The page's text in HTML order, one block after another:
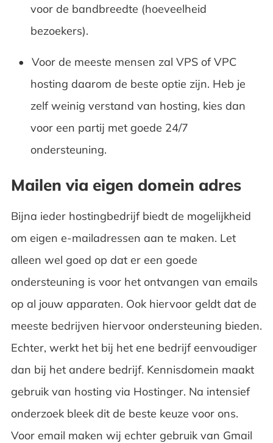
voor de bandbreedte (hoeveelheid
bezoekers).
Voor de meeste mensen zal VPS of VPC
hosting daarom de beste optie zijn. Heb je
zelf weinig verstand van hosting, kies dan
voor een partij met goede 24/7
ondersteuning.
Mailen via eigen domein adres
Bijna ieder hostingbedrijf biedt de mogelijkheid
om eigen e-mailadressen aan te maken. Let
alleen wel goed op dat er een goede
ondersteuning is voor het ontvangen van emails
op al jouw apparaten. Ook hiervoor geldt dat de
meeste bedrijven hiervoor ondersteuning bieden.
Echter, werkt het bij het ene bedrijf eenvoudiger
dan bij het andere bedrijf. Kennisdomein maakt
gebruik van hosting via Hostinger. Na intensief
onderzoek bleek dit de beste keuze voor ons.
Voor email maken wij echter gebruik van Gmail